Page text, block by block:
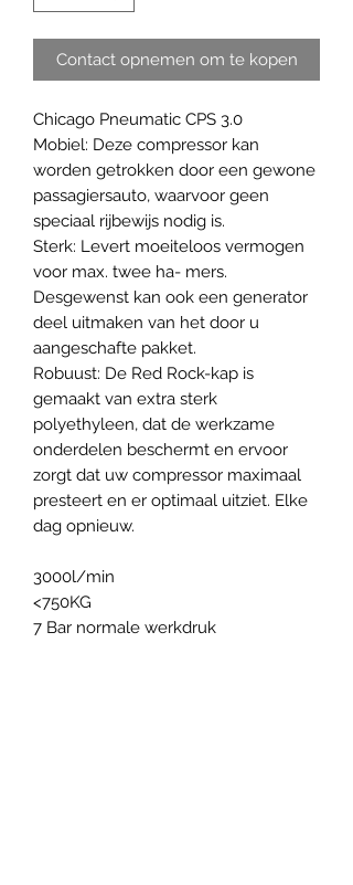
Contact opnemen om te kopen
Chicago Pneumatic CPS 3.0
Mobiel: Deze compressor kan
worden getrokken door een gewone
passagiersauto, waarvoor geen
speciaal rijbewijs nodig is.
Sterk: Levert moeiteloos vermogen
voor max. twee ha- mers.
Desgewenst kan ook een generator
deel uitmaken van het door u
aangeschafte pakket.
Robuust: De Red Rock-kap is
gemaakt van extra sterk
polyethyleen, dat de werkzame
onderdelen beschermt en ervoor
zorgt dat uw compressor maximaal
presteert en er optimaal uitziet. Elke
dag opnieuw.
3000l/min
<750KG
7 Bar normale werkdruk